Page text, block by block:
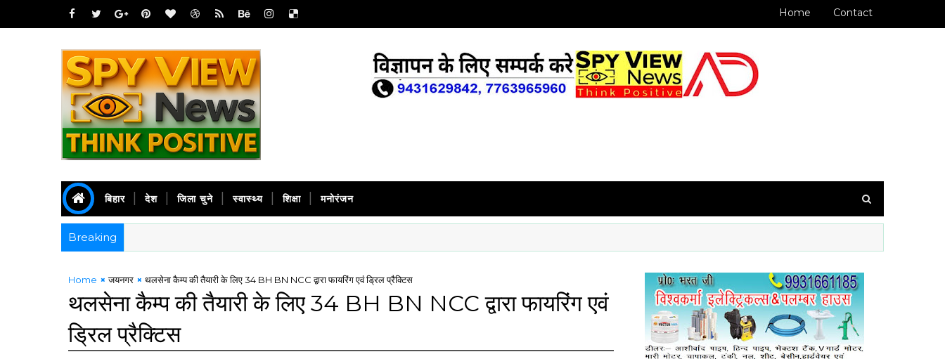
Home Contact
बिहार देश जिला चुने स्वास्थ्य शिक्षा मनोरंजन
Breaking
Home जयनगर थलसेना कैम्प की तैयारी के लिए 34 BH BN NCC द्वारा फायरिंग एवं ड्रिल प्रैक्टिस
थलसेना कैम्प की तैयारी के लिए 34 BH BN NCC द्वारा फायरिंग एवं
ड्रिल प्रैक्टिस